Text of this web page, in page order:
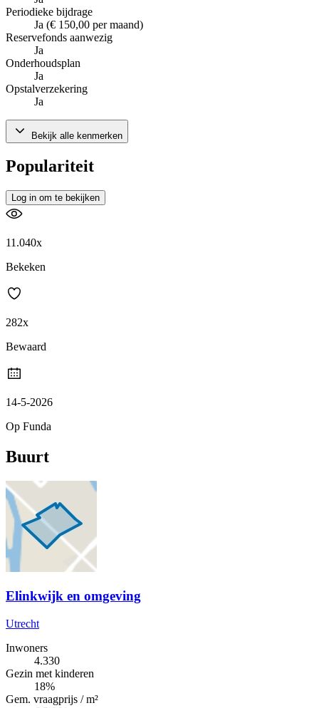
Periodieke bijdrage
Ja (€ 150,00 per maand)
Reservefonds aanwezig
Ja
Onderhoudsplan
Ja
Opstalverzekering
Ja
Bekijk alle kenmerken
Populariteit
Log in om te bekijken
11.040x
Bekeken
282x
Bewaard
14-5-2026
Op Funda
Buurt
Elinkwijk en omgeving
Utrecht
Inwoners
4.330
Gezin met kinderen
18%
Gem. vraagprijs / m²